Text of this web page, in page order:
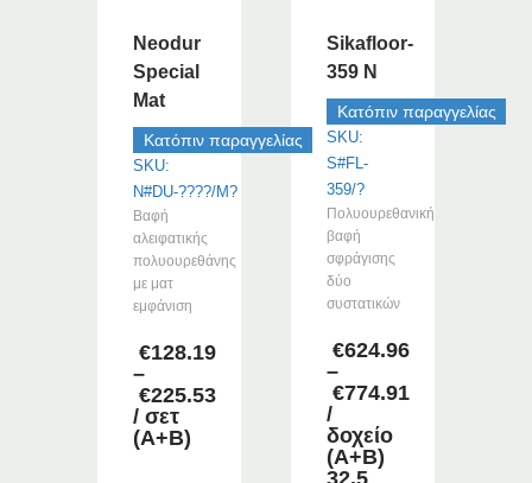
Neodur
Special
Mat
Κατόπιν παραγγελίας
SKU:
N#DU-????/M?
Βαφή
αλειφατικής
πολυουρεθάνης
με ματ
εμφάνιση
€128.19
–
€225.53
Price
range:
€128.19
/ σετ
(Α+Β)
Sikafloor-
359 N
Κατόπιν παραγγελίας
SKU:
S#FL-
359/?
Πολυουρεθανική
βαφή
σφράγισης
δύο
συστατικών
€624.96
–
€774.91
Price
range:
€624.96
through
/
δοχείο
(Α+Β)
32.5